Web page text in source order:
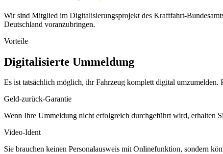
Wir sind Mitglied im Digitalisierungsprojekt des Kraftfahrt-
Deutschland voranzubringen.
Vorteile
Digitalisierte Ummeldung
Es ist tatsächlich möglich, ihr Fahrzeug komplett digital umzumelden.
Geld-zurück-Garantie
Wenn Ihre Ummeldung nicht erfolgreich durchgeführt wird, erhalten
Video-Ident
Sie brauchen keinen Personalausweis mit Onlinefunktion, sondern